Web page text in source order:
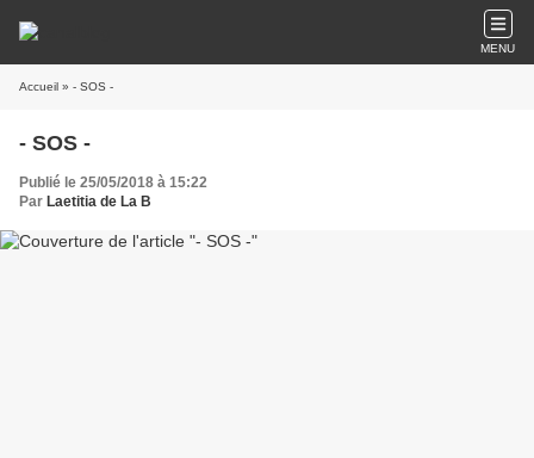
MENU
Accueil » - SOS -
- SOS -
Publié le 25/05/2018 à 15:22
Par Laetitia de La B